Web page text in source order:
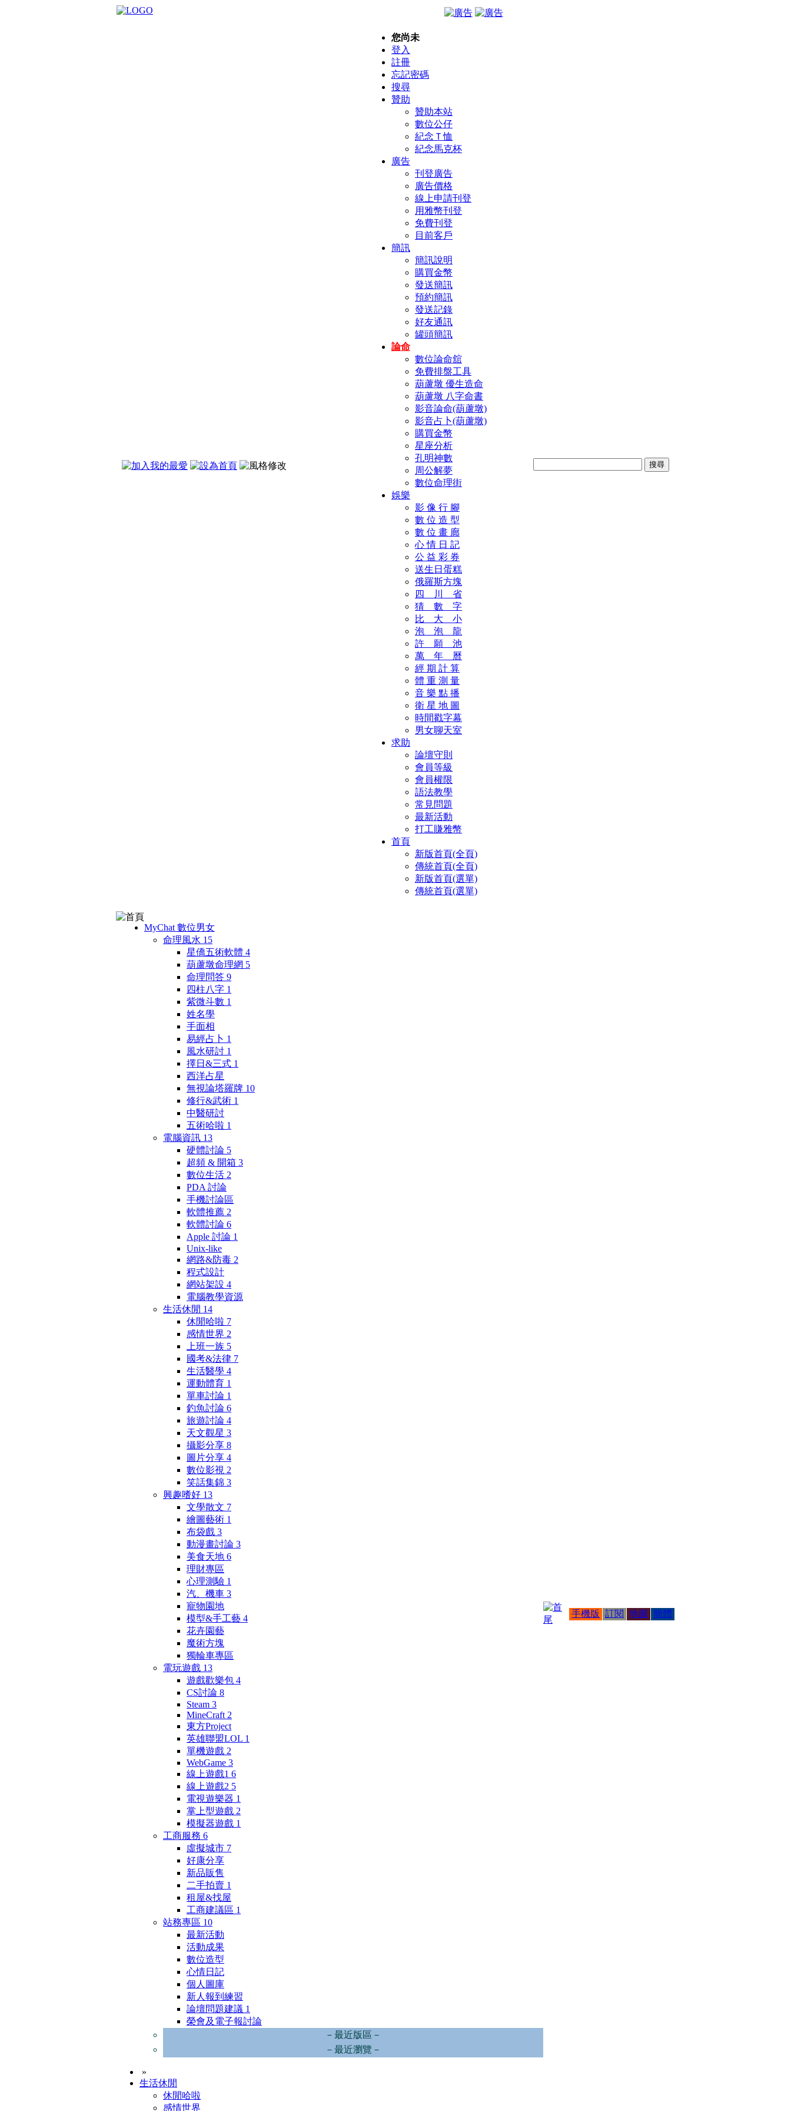
您尚未
登入
註冊
忘記密碼
搜尋
贊助
贊助本站
數位公仔
紀念Ｔ恤
紀念馬克杯
廣告
刊登廣告
廣告價格
線上申請刊登
用雅幣刊登
免費刊登
目前客戶
簡訊
簡訊說明
購買金幣
發送簡訊
預約簡訊
發送記錄
好友通訊
罐頭簡訊
論命
數位論命舘
免費排盤工具
葫蘆墩 優生造命
葫蘆墩 八字命書
影音論命(葫蘆墩)
影音占卜(葫蘆墩)
購買金幣
星座分析
孔明神數
周公解夢
數位命理街
娛樂
影 像 行 腳
數 位 造 型
數 位 畫 廊
心 情 日 記
公 益 彩 券
送生日蛋糕
俄羅斯方塊
四 川 省
猜 數 字
比 大 小
泡 泡 龍
許 願 池
萬 年 曆
經 期 計 算
體 重 測 量
音 樂 點 播
衛 星 地 圖
時間戳字幕
男女聊天室
求助
論壇守則
會員等級
會員權限
語法教學
常見問題
最新活動
打工賺雅幣
首頁
新版首頁(全頁)
傳統首頁(全頁)
新版首頁(選單)
傳統首頁(選單)
MyChat 數位男女
命理風水 15
星僑五術軟體 4
葫蘆墩命理網 5
命理問答 9
四柱八字 1
紫微斗數 1
姓名學
手面相
易經占卜 1
風水研討 1
擇日&三式 1
西洋占星
無視論塔羅牌 10
修行&武術 1
中醫研討
五術哈啦 1
電腦資訊 13
硬體討論 5
超頻 & 開箱 3
數位生活 2
PDA 討論
手機討論區
軟體推薦 2
軟體討論 6
Apple 討論 1
Unix-like
網路&防毒 2
程式設計
網站架設 4
電腦教學資源
生活休閒 14
休閒哈啦 7
感情世界 2
上班一族 5
國考&法律 7
生活醫學 4
運動體育 1
單車討論 1
釣魚討論 6
旅遊討論 4
天文觀星 3
攝影分享 8
圖片分享 4
數位影視 2
笑話集錦 3
興趣嗜好 13
文學散文 7
繪圖藝術 1
布袋戲 3
動漫畫討論 3
美食天地 6
理財專區
心理測驗 1
汽、機車 3
寵物園地
模型&手工藝 4
花卉園藝
魔術方塊
獨輪車專區
電玩遊戲 13
遊戲歡樂包 4
CS討論 8
Steam 3
MineCraft 2
東方Project
英雄聯盟LOL 1
單機遊戲 2
WebGame 3
線上遊戲1 6
線上遊戲2 5
電視遊樂器 1
掌上型遊戲 2
模擬器遊戲 1
工商服務 6
虛擬城市 7
好康分享
新品販售
二手拍賣 1
租屋&找屋
工商建議區 1
站務專區 10
最新活動
活動成果
數位造型
心情日記
個人圖庫
新人報到練習
論壇問題建議 1
榮會及電子報討論
－最近版區－
－最近瀏覽－
»
生活休閒
休閒哈啦
感情世界
手機版 訂閱 地圖 簡體